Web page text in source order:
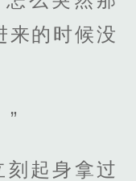
来的时候没
”
刻起身拿过